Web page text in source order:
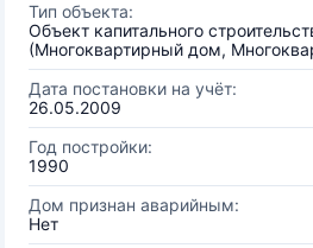
Тип объекта:
Объект капитального
(Многоквартирный дом,
Дата постановки на учёт:
26.05.2009
Год постройки:
1990
Дом признан аварийным:
Нет